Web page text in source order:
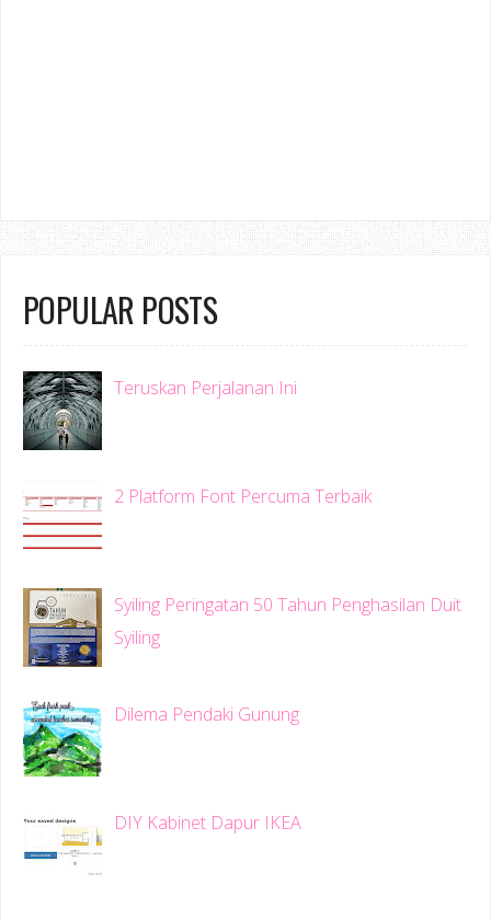
POPULAR POSTS
Teruskan Perjalanan Ini
2 Platform Font Percuma Terbaik
Syiling Peringatan 50 Tahun Penghasilan Duit
Syiling
Dilema Pendaki Gunung
DIY Kabinet Dapur IKEA